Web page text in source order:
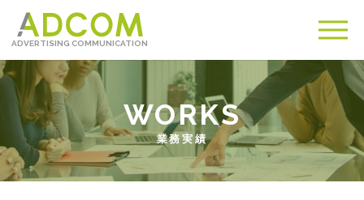
ADVERTISING COMMUNICATION
ニュ
業務実績